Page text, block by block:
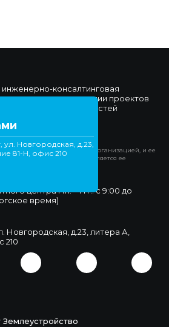
ул. Новгородская, д.23,
81-Н, офис 210
консалтинговая
на реализации проектов
различных областей
признана экстремистской организацией, и ее
территории РФ. WhatsApp является ее
Землеустройство
центра Пн. – Пт.: с 9:00 до
время)
Новгородская, д.23, литера А,
210